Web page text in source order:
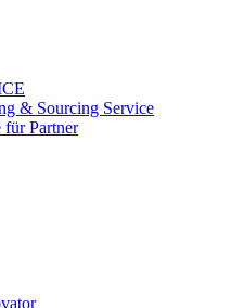
& Sourcing Service
für Partner